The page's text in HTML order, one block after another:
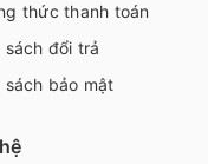
thức thanh toán
sách đổi trả
sách bảo mật